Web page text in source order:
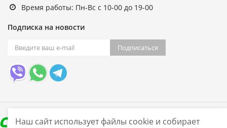
Время работы: Пн-Вс с 10-00 до 19-00
Подписка на новости
Подписаться
Наш сайт использует файлы cookie и собирает